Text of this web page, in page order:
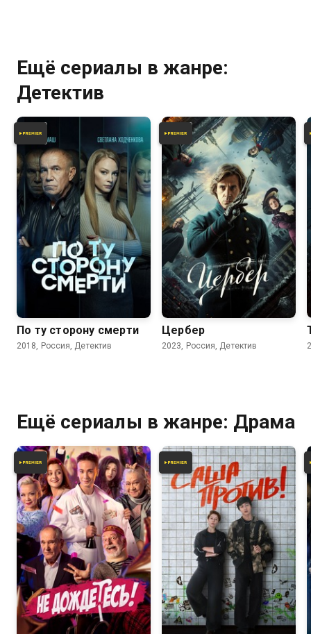
Ещё сериалы в жанре:
Детектив
6.7
По ту сторону смерти
2018, Россия, Детектив
5.8
Цербер
2023, Россия, Детектив
Ещё сериалы в жанре: Драма
5.6 6.4